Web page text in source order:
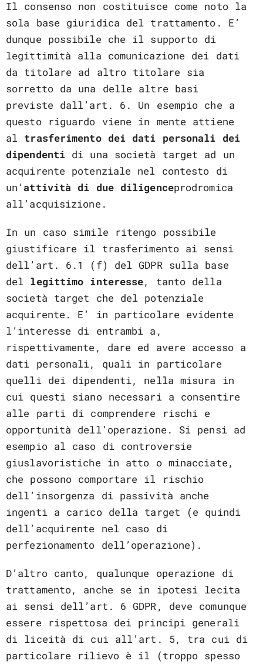
Il consenso non costituisce come noto la
sola base giuridica del trattamento. E’
dunque possibile che il supporto di
legittimità alla comunicazione dei dati
da titolare ad altro titolare sia
sorretto da una delle altre basi
previste dall’art. 6. Un esempio che a
questo riguardo viene in mente attiene
al trasferimento dei dati personali dei
dipendenti di una società target ad un
acquirente potenziale nel contesto di
un’ attività di due diligenceprodromica
all’acquisizione.
In un caso simile ritengo possibile
giustificare il trasferimento ai sensi
dell’art. 6.1 (f) del GDPR sulla base
del legittimo interesse, tanto della
società target che del potenziale
acquirente. E’ in particolare evidente
l’interesse di entrambi a,
rispettivamente, dare ed avere accesso a
dati personali, quali in particolare
quelli dei dipendenti, nella misura in
cui questi siano necessari a consentire
alle parti di comprendere rischi e
opportunità dell’operazione. Si pensi ad
esempio al caso di controversie
giuslavoristiche in atto o minacciate,
che possono comportare il rischio
dell’insorgenza di passività anche
ingenti a carico della target (e quindi
dell’acquirente nel caso di
perfezionamento dell’operazione).
D’altro canto, qualunque operazione di
trattamento, anche se in ipotesi lecita
ai sensi dell’art. 6 GDPR, deve comunque
essere rispettosa dei principi generali
di liceità di cui all’art. 5, tra cui di
particolare rilievo è il (troppo spesso